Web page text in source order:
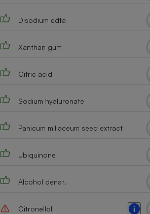
Disodium edta
Xanthan gum
Citric acid
Sodium hyaluronate
Panicum miliaceum seed extract
Ubiquinone
Alcohol denat.
Citronellol